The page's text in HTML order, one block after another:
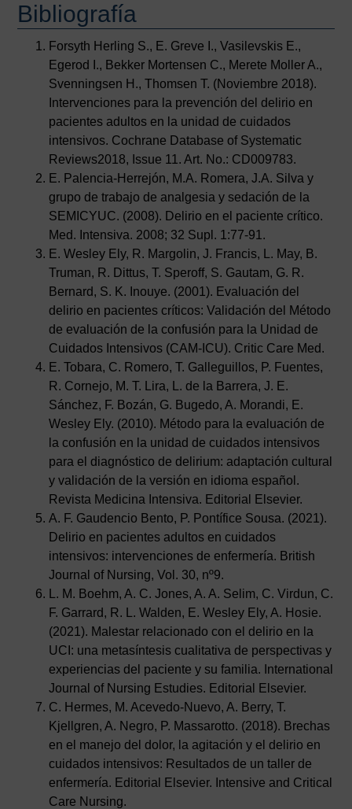
Bibliografía
Forsyth Herling S., E. Greve I., Vasilevskis E.,
Egerod I., Bekker Mortensen C., Merete Moller A.,
Svenningsen H., Thomsen T. (Noviembre 2018).
Intervenciones para la prevención del delirio en
pacientes adultos en la unidad de cuidados
intensivos. Cochrane Database of Systematic
Reviews2018, Issue 11. Art. No.: CD009783.
E. Palencia-Herrejón, M.A. Romera, J.A. Silva y
grupo de trabajo de analgesia y sedación de la
SEMICYUC. (2008). Delirio en el paciente crítico.
Med. Intensiva. 2008; 32 Supl. 1:77-91.
E. Wesley Ely, R. Margolin, J. Francis, L. May, B.
Truman, R. Dittus, T. Speroff, S. Gautam, G. R.
Bernard, S. K. Inouye. (2001). Evaluación del
delirio en pacientes críticos: Validación del Método
de evaluación de la confusión para la Unidad de
Cuidados Intensivos (CAM-ICU). Critic Care Med.
E. Tobara, C. Romero, T. Galleguillos, P. Fuentes,
R. Cornejo, M. T. Lira, L. de la Barrera, J. E.
Sánchez, F. Bozán, G. Bugedo, A. Morandi, E.
Wesley Ely. (2010). Método para la evaluación de
la confusión en la unidad de cuidados intensivos
para el diagnóstico de delirium: adaptación cultural
y validación de la versión en idioma español.
Revista Medicina Intensiva. Editorial Elsevier.
A. F. Gaudencio Bento, P. Pontífice Sousa. (2021).
Delirio en pacientes adultos en cuidados
intensivos: intervenciones de enfermería. British
Journal of Nursing, Vol. 30, nº9.
L. M. Boehm, A. C. Jones, A. A. Selim, C. Virdun, C.
F. Garrard, R. L. Walden, E. Wesley Ely, A. Hosie.
(2021). Malestar relacionado con el delirio en la
UCI: una metasíntesis cualitativa de perspectivas y
experiencias del paciente y su familia. International
Journal of Nursing Estudies. Editorial Elsevier.
C. Hermes, M. Acevedo-Nuevo, A. Berry, T.
Kjellgren, A. Negro, P. Massarotto. (2018). Brechas
en el manejo del dolor, la agitación y el delirio en
cuidados intensivos: Resultados de un taller de
enfermería. Editorial Elsevier. Intensive and Critical
Care Nursing.